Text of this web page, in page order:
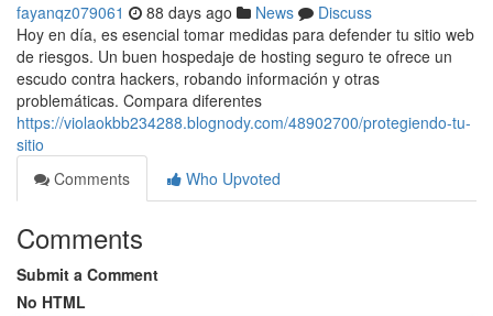
fayanqz079061 88 days ago News
Discuss
Hoy en día, es esencial tomar medidas para defender tu sitio web
de riesgos. Un buen hospedaje de hosting seguro te ofrece un
escudo contra hackers, robando información y otras
problemáticas. Compara diferentes
https://violaokbb234288.blognody.com/48902700/protegiendo-tu-
sitio
Comments
Who Upvoted
Comments
Submit a Comment
No HTML